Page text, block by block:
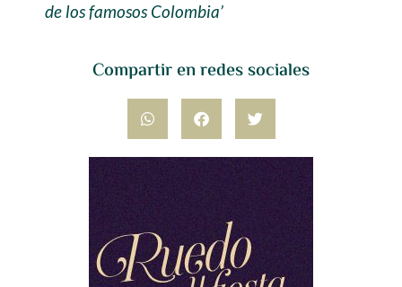
Compartir en redes sociales
de los famosos Colombia’